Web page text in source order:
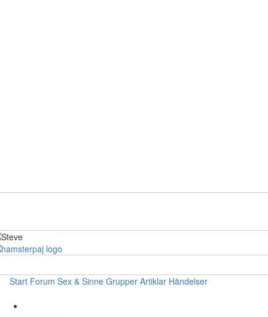
Start Forum Sex & Sinne Grupper Artiklar Händelser